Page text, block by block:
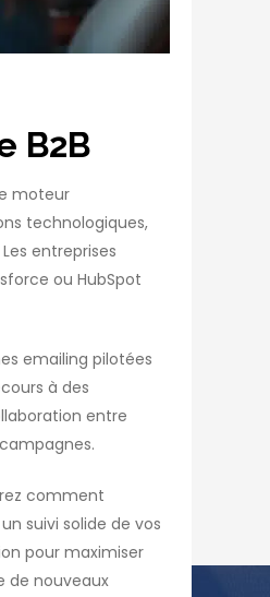
B2B
moteur
technologiques,
entreprises
ou HubSpot
emailing pilotées
à des
entre
comment
suivi solide de vos
pour maximiser
de nouveaux